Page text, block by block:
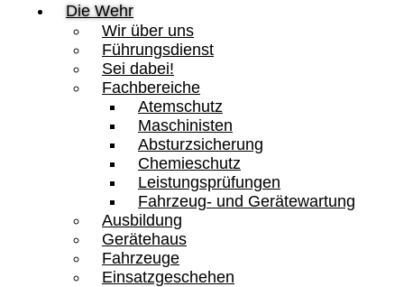
Die Wehr
Wir über uns
Führungsdienst
Sei dabei!
Fachbereiche
Atemschutz
Maschinisten
Absturzsicherung
Chemieschutz
Leistungsprüfungen
Fahrzeug- und Gerätewartung
Ausbildung
Gerätehaus
Fahrzeuge
Einsatzgeschehen